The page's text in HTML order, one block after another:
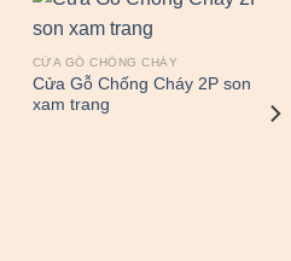
CỬA GỖ CHỐNG CHÁY
Cửa Gỗ Chống Cháy 2P son
xam trang